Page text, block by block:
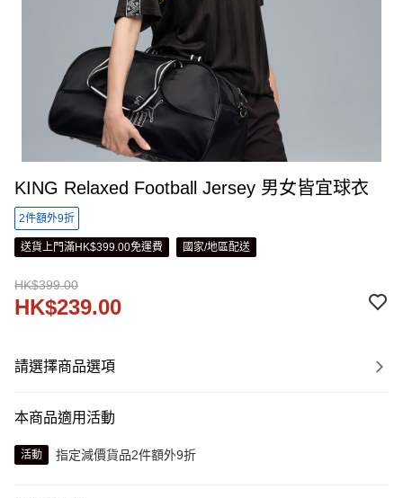
KING Relaxed Football Jersey 男女皆宜球衣
2件額外9折
送貨上門滿HK$399.00免運費 國家/地區配送
HK$399.00
HK$239.00
請選擇商品選項
本商品適用活動
活動 指定減價貨品2件額外9折